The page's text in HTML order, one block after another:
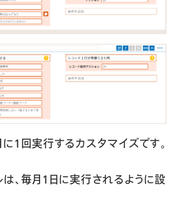
1回実行するカスタマイズです。
は、毎月1日に実行されるように設